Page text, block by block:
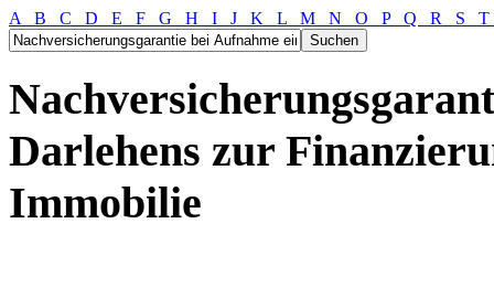
A B C D E F G H I J K L M N O P Q R S
Darlehens zur
Immobilie